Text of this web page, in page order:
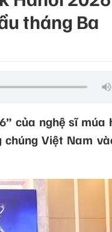
tháng Ba
của nghệ sĩ múa
chúng Việt Nam